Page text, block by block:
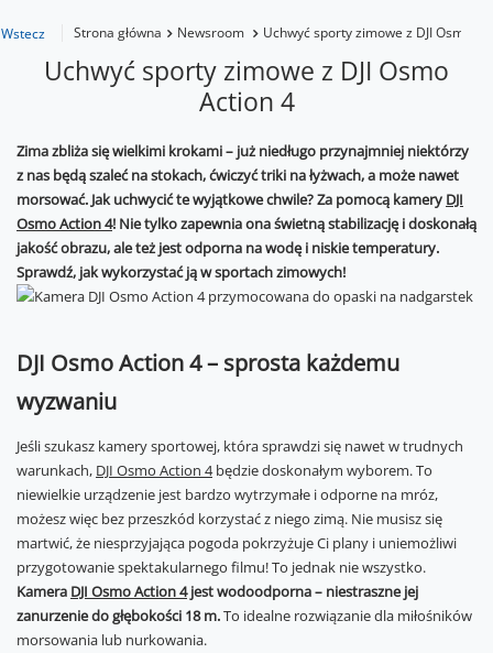
Wstecz Strona główna Newsroom Uchwyć sporty zimowe z DJI Osmo
Uchwyć sporty zimowe z DJI Osmo
Action 4
Zima zbliża się wielkimi krokami – już niedługo przynajmniej niektórzy
z nas będą szaleć na stokach, ćwiczyć triki na łyżwach, a może nawet
morsować. Jak uchwycić te wyjątkowe chwile? Za pomocą kamery DJI
Osmo Action 4! Nie tylko zapewnia ona świetną stabilizację i doskonałą
jakość obrazu, ale też jest odporna na wodę i niskie temperatury.
Sprawdź, jak wykorzystać ją w sportach zimowych!
DJI Osmo Action 4 – sprosta każdemu
wyzwaniu
Jeśli szukasz kamery sportowej, która sprawdzi się nawet w trudnych
warunkach, DJI Osmo Action 4będzie doskonałym wyborem. To
niewielkie urządzenie jest bardzo wytrzymałe i odporne na mróz,
możesz więc bez przeszkód korzystać z niego zimą. Nie musisz się
martwić, że niesprzyjająca pogoda pokrzyżuje Ci plany i uniemożliwi
przygotowanie spektakularnego filmu! To jednak nie wszystko.
Kamera DJI Osmo Action 4jest wodoodporna – niestraszne jej
zanurzenie do głębokości 18 m.To idealne rozwiązanie dla miłośników
morsowania lub nurkowania.